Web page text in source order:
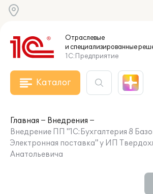
Отраслевые
и специализированные
1С:Предприятие
Каталог
Главная
Внедрения
Внедрение ПП "1С:Бухгалтерия 8
Электронная поставка" у ИП
Анатольевича